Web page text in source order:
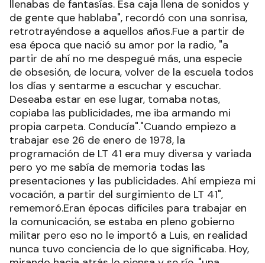
llenabas de fantasías. Esa caja llena de sonidos y
de gente que hablaba", recordó con una sonrisa,
retrotrayéndose a aquellos años.Fue a partir de
esa época que nació su amor por la radio, "a
partir de ahí no me despegué más, una especie
de obsesión, de locura, volver de la escuela todos
los días y sentarme a escuchar y escuchar.
Deseaba estar en ese lugar, tomaba notas,
copiaba las publicidades, me iba armando mi
propia carpeta. Conducía"."Cuando empiezo a
trabajar ese 26 de enero de 1978, la
programación de LT 41 era muy diversa y variada
pero yo me sabía de memoria todas las
presentaciones y las publicidades. Ahí empieza mi
vocación, a partir del surgimiento de LT 41",
rememoró.Eran épocas difíciles para trabajar en
la comunicación, se estaba en pleno gobierno
militar pero eso no le importó a Luis, en realidad
nunca tuvo conciencia de lo que significaba. Hoy,